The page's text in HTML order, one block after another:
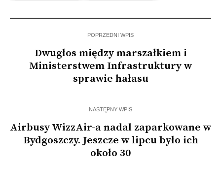
POPRZEDNI WPIS
Dwugłos między marszałkiem i
Ministerstwem Infrastruktury w
sprawie hałasu
NASTĘPNY WPIS
Airbusy WizzAir-a nadal zaparkowane w
Bydgoszczy. Jeszcze w lipcu było ich
około 30